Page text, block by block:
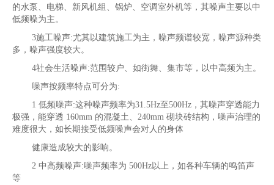
的水泵、电梯、新风机组、锅炉、空调室外机等，其噪声主要以中
低频噪为主。
3施工噪声:尤其以建筑施工为主，噪声频谱较宽，噪声源种类
多，噪声强度较大。
4社会生活噪声:范围较户、如街舞、集市等，以中高频为主。
噪声按频率特点可分为:
1 低频噪声:这种噪声频率为31.5Hz至500Hz，其噪声穿透能力
极强，能穿透 160mm 的混凝土、240mm 砌块砖结构，噪声治理的
难度很大，如长期接受低频噪声会对人的身体
健康造成较大的影响。
2 中高频噪声:噪声频率为 500Hz以上，如各种车辆的鸣笛声
等